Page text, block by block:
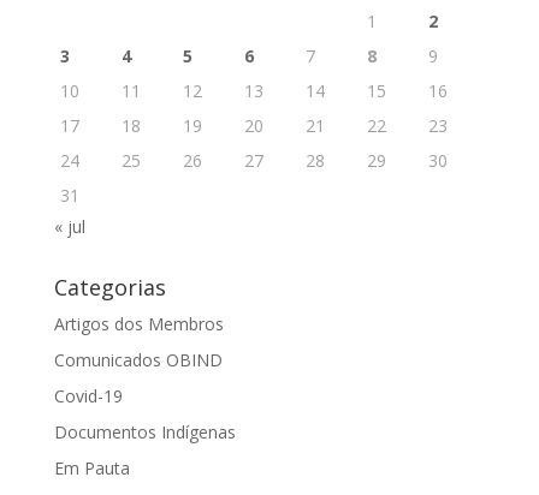
1
2
3
4 5 6 7 8
9
10
11 12 13 14 15
16
17
18 19 20 21 22
23
24
25 26 27 28 29
30
31
« jul
Categorias
Artigos dos Membros
Comunicados OBIND
Covid-19
Documentos Indígenas
Em Pauta